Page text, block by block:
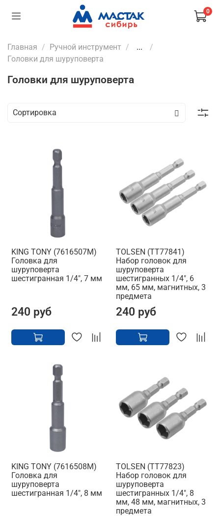
0
Главная Ручной инструмент
...
Головки для шуруповерта
Головки для шуруповерта
KING TONY (7616507M)
Головка для
шуруповерта
шестигранная 1/4", 7 мм
240 руб
TOLSEN (TT77841)
Набор головок для
шуруповерта
шестигранных 1/4", 6
мм, 65 мм, магнитных, 3
предмета
240 руб
KING TONY (7616508M)
Головка для
шуруповерта
шестигранная 1/4", 8 мм
TOLSEN (TT77823)
Набор головок для
шуруповерта
шестигранных 1/4", 8
мм, 48 мм, магнитных, 3
предмета